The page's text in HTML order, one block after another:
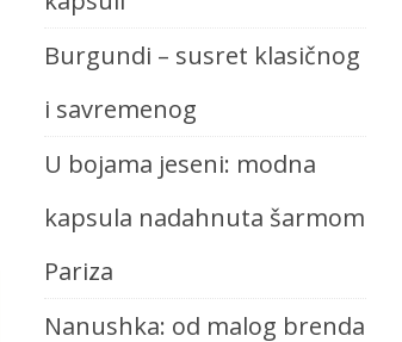
Burgundi – susret klasičnog
i savremenog
U bojama jeseni: modna
kapsula nadahnuta šarmom
Pariza
Nanushka: od malog brenda